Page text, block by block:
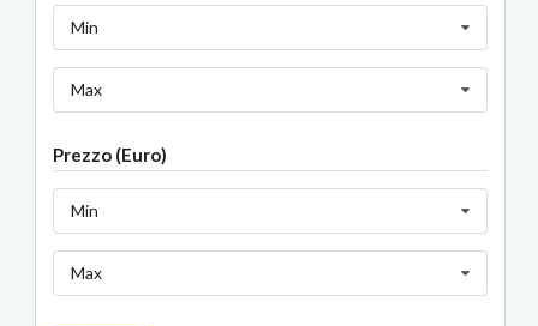
Min
Max
Prezzo (Euro)
Min
Max